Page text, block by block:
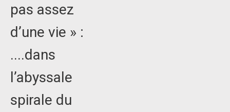
pas assez
d’une vie » :
....dans
l’abyssale
spirale du